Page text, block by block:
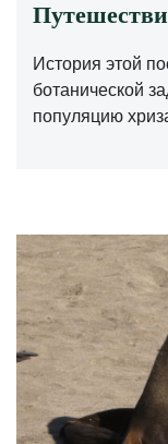
История этой
ботанической
популяцию